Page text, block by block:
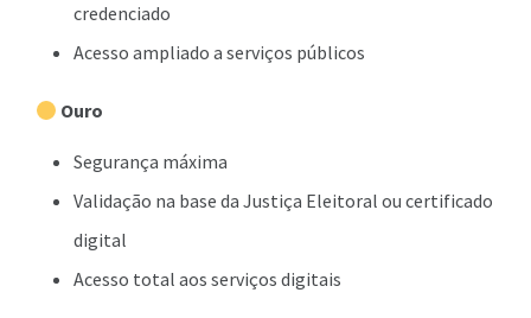
credenciado
Acesso ampliado a serviços públicos
Ouro
Segurança máxima
Validação na base da Justiça Eleitoral ou certificado
digital
Acesso total aos serviços digitais